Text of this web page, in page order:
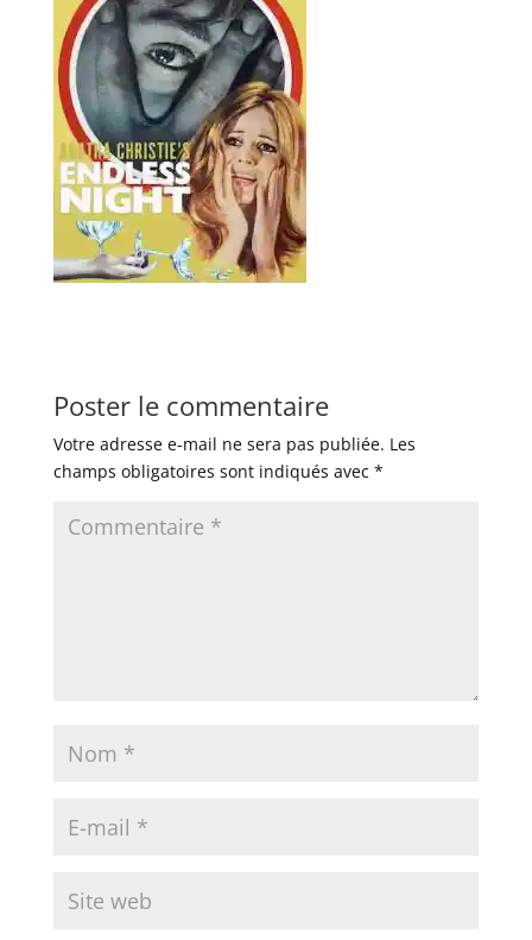
Poster le commentaire
Votre adresse e-mail ne sera pas publiée. Les
champs obligatoires sont indiqués avec *